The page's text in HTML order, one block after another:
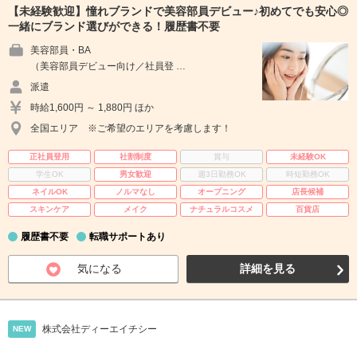
【未経験歓迎】憧れブランドで美容部員デビュー♪初めてでも安心◎
一緒にブランド選びができる！履歴書不要
美容部員・BA
（美容部員デビュー向け／社員登 …
派遣
時給1,600円 ～ 1,880円 ほか
全国エリア ※ご希望のエリアを考慮します！
正社員登用 社割制度 賞与
未経験OK
学生OK
男女歓迎 週3日勤務OK
時短勤務OK
ネイルOK
ノルマなし オープニング
店長候補
スキンケア
メイク ナチュラルコスメ 百貨店
履歴書不要 転職サポートあり
気になる 詳細を見る
NEW 株式会社ディーエイチシー